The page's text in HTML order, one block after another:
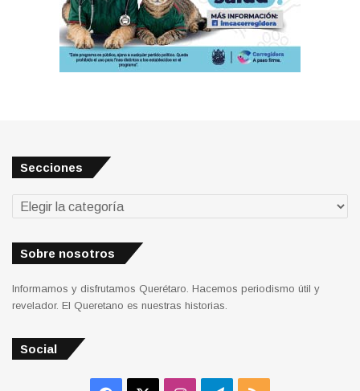
Secciones
Secciones
Sobre nosotros
Informamos y disfrutamos Querétaro. Hacemos periodismo útil y
revelador. El Queretano es nuestras historias.
Social